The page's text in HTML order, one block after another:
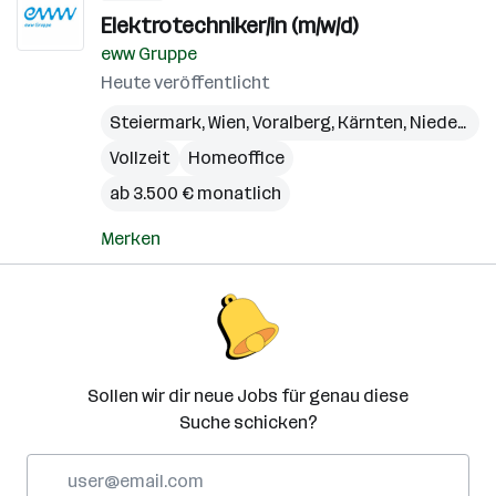
Elektrotechniker/in (m/w/d)
eww Gruppe
Heute veröffentlicht
Steiermark,Wien,Voralberg, Kärnten, Niederösterreich
Vollzeit
Homeoffice
ab 3.500 € monatlich
Merken
Sollen wir dir neue Jobs für genau diese
Suche schicken?